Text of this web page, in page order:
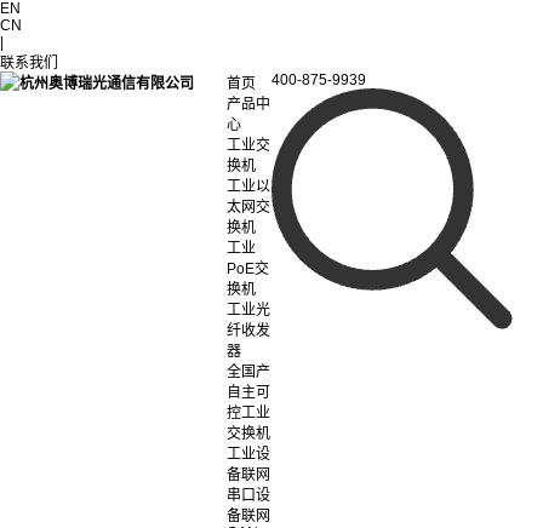
EN
CN
联系我们
首页
产品中
心
工业交
换机
工业以
太网交
换机
工业
PoE交
换机
工业光
纤收发
器
全国产
自主可
控工业
交换机
工业设
备联网
串口设
备联网
400-875-9939